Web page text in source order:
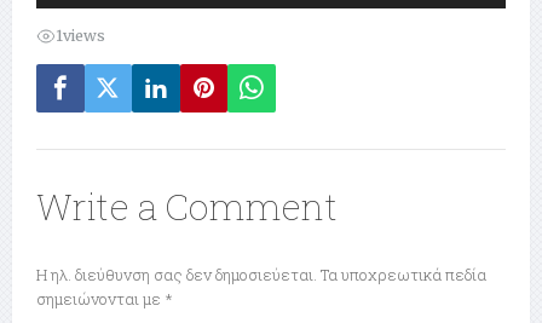
1views
Write a Comment
Η ηλ. διεύθυνση σας δεν δημοσιεύεται. Τα υποχρεωτικά πεδία
σημειώνονται με *